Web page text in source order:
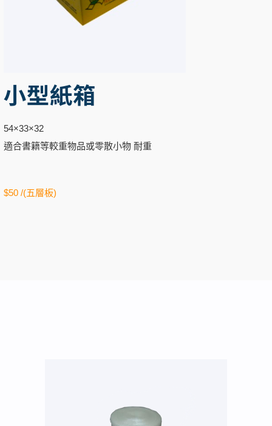
小型紙箱
54×33×32
適合書籍等較重物品或零散小物 耐重
$50 /(五層板)